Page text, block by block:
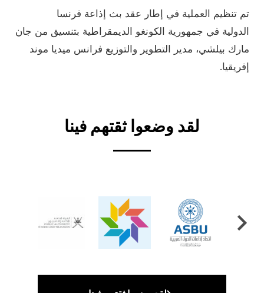
تم تنظيم العملية في إطار عقد بث إذاعة فرنسا
الدولية في جمهورية الكونغو الديمقراطية بتنسيق من جان
مارك بيلشي، مدير التطوير والتوزيع فرانس ميديا موند
إفريقيا.
لقد وضعوا ثقتهم فينا